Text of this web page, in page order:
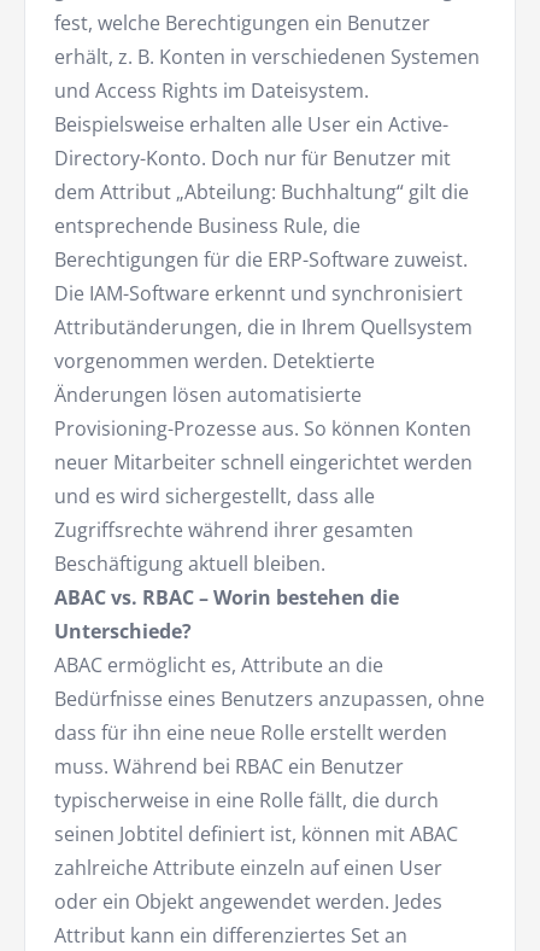
fest, welche Berechtigungen ein Benutzer
erhält, z. B. Konten in verschiedenen Systemen
und Access Rights im Dateisystem.
Beispielsweise erhalten alle User ein Active-
Directory-Konto. Doch nur für Benutzer mit
dem Attribut „Abteilung: Buchhaltung“ gilt die
entsprechende Business Rule, die
Berechtigungen für die ERP-Software zuweist.
Die IAM-Software erkennt und synchronisiert
Attributänderungen, die in Ihrem Quellsystem
vorgenommen werden. Detektierte
Änderungen lösen automatisierte
Provisioning-Prozesse aus. So können Konten
neuer Mitarbeiter schnell eingerichtet werden
und es wird sichergestellt, dass alle
Zugriffsrechte während ihrer gesamten
Beschäftigung aktuell bleiben.
ABAC vs. RBAC – Worin bestehen die
Unterschiede?
ABAC ermöglicht es, Attribute an die
Bedürfnisse eines Benutzers anzupassen, ohne
dass für ihn eine neue Rolle erstellt werden
muss. Während bei RBAC ein Benutzer
typischerweise in eine Rolle fällt, die durch
seinen Jobtitel definiert ist, können mit ABAC
zahlreiche Attribute einzeln auf einen User
oder ein Objekt angewendet werden. Jedes
Attribut kann ein differenziertes Set an